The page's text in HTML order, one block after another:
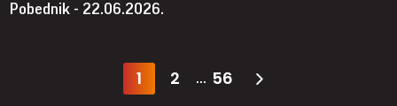
Pobednik - 22.06.2026.
1 2 ... 56